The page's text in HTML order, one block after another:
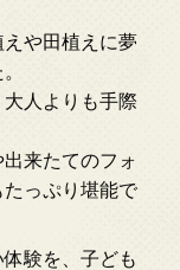
や田植えに夢
人よりも手際
来たてのフォ
っぷり堪能で
験を、子ども